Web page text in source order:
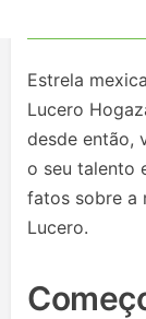
Estrela
Lucero
desde então,
o seu talento
fatos sobre a
Lucero.